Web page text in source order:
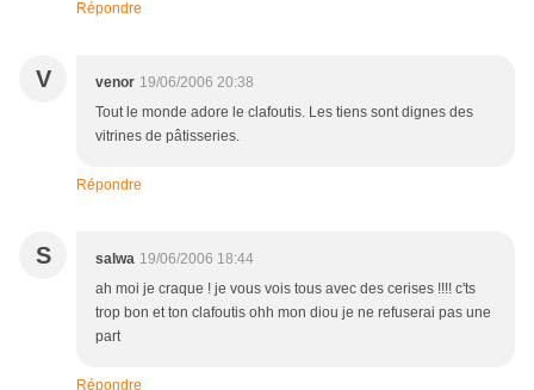
Répondre
V venor 19/06/2006 20:38
Tout le monde adore le clafoutis. Les tiens sont dignes des
vitrines de pâtisseries.
Répondre
S salwa 19/06/2006 18:44
ah moi je craque ! je vous vois tous avec des cerises !!!! c'ts
trop bon et ton clafoutis ohh mon diou je ne refuserai pas une
part
Répondre